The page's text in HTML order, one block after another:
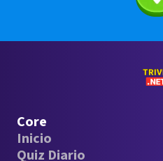
Core
Inicio
Quiz Diario